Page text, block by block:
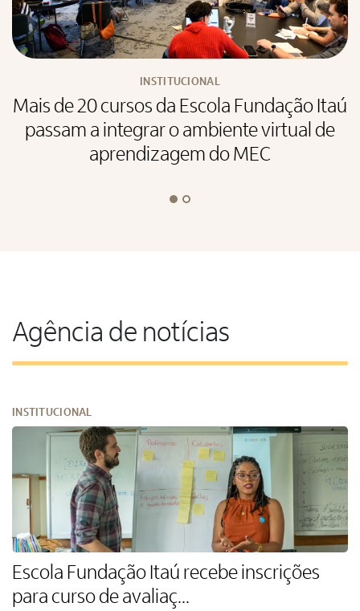
INSTITUCIONAL
Mais de 20 cursos da Escola Fundação Itaú
passam a integrar o ambiente virtual de
aprendizagem do MEC
Agência de notícias
INSTITUCIONAL
Escola Fundação Itaú recebe inscrições
para curso de avaliaç...